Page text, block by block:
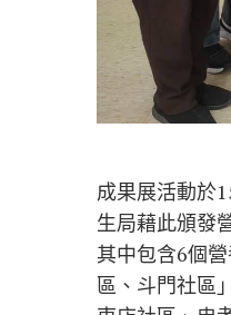
成果展活動於
生局藉此頒發
其中包含6個
區、斗門社區